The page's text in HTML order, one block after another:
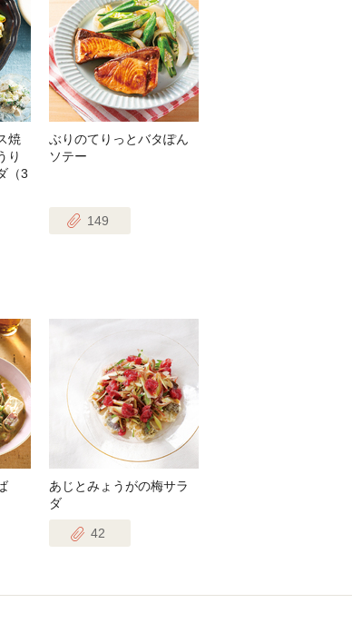
焼
り
（3
ぶりのてりっとバタぽん
ソテー
149
あじとみょうがの梅サラ
ダ
42